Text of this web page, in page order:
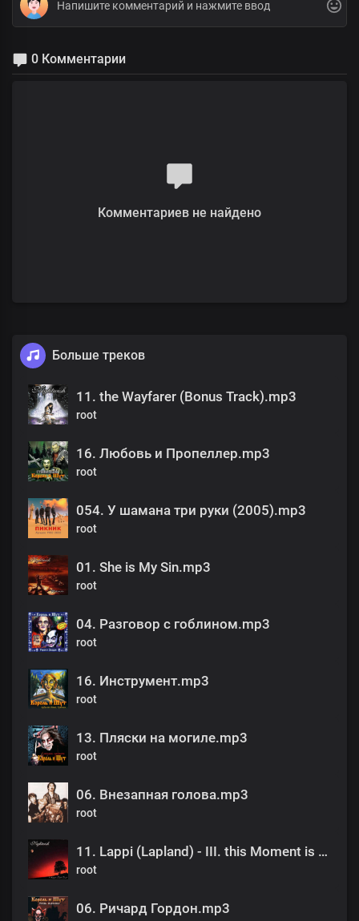
0 Комментарии
Комментариев не найдено
Больше треков
11. the Wayfarer (Bonus Track).mp3
root
16. Любовь и Пропеллер.mp3
root
054. У шамана три руки (2005).mp3
root
01. She is My Sin.mp3
root
04. Разговор с гоблином.mp3
root
16. Инструмент.mp3
root
13. Пляски на могиле.mp3
root
06. Внезапная голова.mp3
root
11. Lappi (Lapland) - III. this Moment is Eternity.mp3
root
06. Ричард Гордон.mp3